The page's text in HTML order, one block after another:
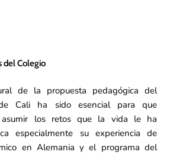
del Colegio
de la propuesta pedagógica del
Cali ha sido esencial para que
asumir los retos que la vida le ha
especialmente su experiencia de
en Alemania y el programa del